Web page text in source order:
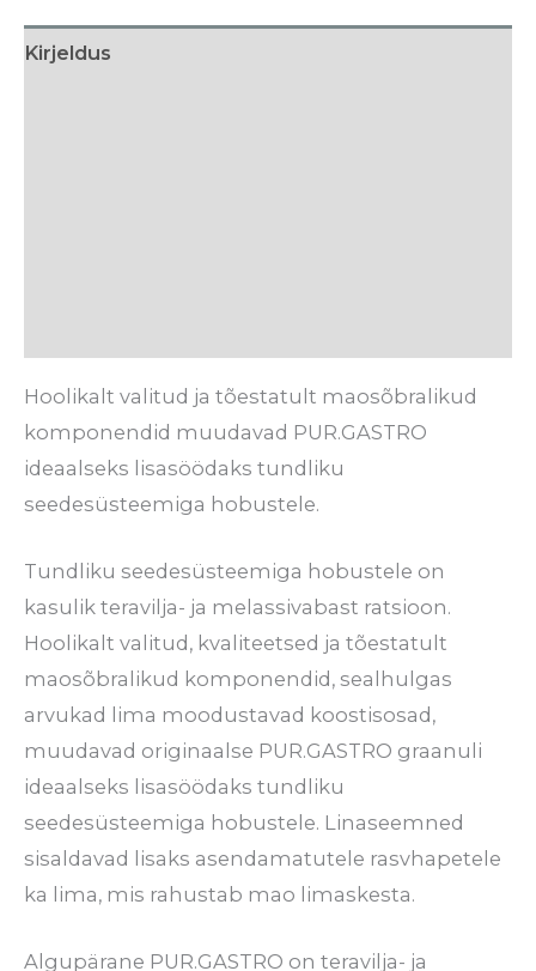
Kirjeldus
Hoolikalt valitud ja tõestatult maosõbralikud
komponendid muudavad PUR.GASTRO
ideaalseks lisasöödaks tundliku
seedesüsteemiga hobustele.
Tundliku seedesüsteemiga hobustele on
kasulik teravilja- ja melassivabast ratsioon.
Hoolikalt valitud, kvaliteetsed ja tõestatult
maosõbralikud komponendid, sealhulgas
arvukad lima moodustavad koostisosad,
muudavad originaalse PUR.GASTRO graanuli
ideaalseks lisasöödaks tundliku
seedesüsteemiga hobustele. Linaseemned
sisaldavad lisaks asendamatutele rasvhapetele
ka lima, mis rahustab mao limaskesta.
Algupärane PUR.GASTRO on teravilja- ja